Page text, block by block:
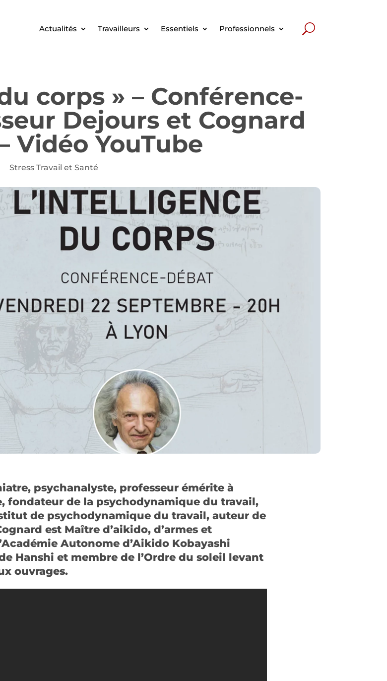
Actualités Travailleurs Essentiels Professionnels
corps » – Conférence-
Dejours et Cognard
Vidéo YouTube
Stress Travail et Santé
psychanalyste, professeur émérite à
fondateur de la psychodynamique du travail,
de psychodynamique du travail, auteur de
est Maître d’aikido, d’armes et
Autonome d’Aikido Kobayashi
Hanshi et membre de l’Ordre du soleil levant
ouvrages.